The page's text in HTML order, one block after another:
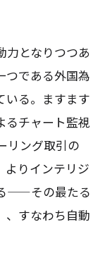
力となりつつあ
つである外国為
いる。ますます
るチャート監視
リング取引の
よりインテリジ
——その最たる
、すなわち自動